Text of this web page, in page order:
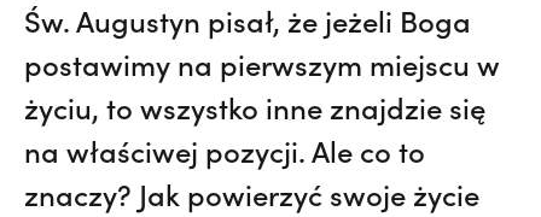
Św. Augustyn pisał, że jeżeli Boga
postawimy na pierwszym miejscu w
życiu, to wszystko inne znajdzie się
na właściwej pozycji. Ale co to
znaczy? Jak powierzyć swoje życie